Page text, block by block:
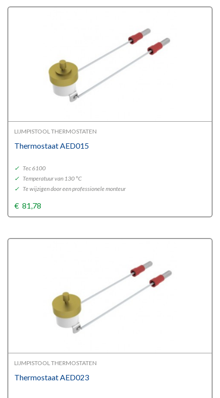
LIJMPISTOOL THERMOSTATEN
Thermostaat AED015
✓ Tec 6100
✓ Temperatuur van 130 °C
✓ Te wijzigen door een professionele monteur
€ 81,78
LIJMPISTOOL THERMOSTATEN
Thermostaat AED023